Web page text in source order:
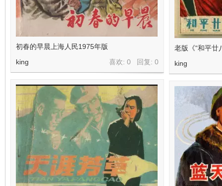
初春的早晨上海人民1975年版
喜欢: 0 回复: 0
king
老版《“和平廿
king